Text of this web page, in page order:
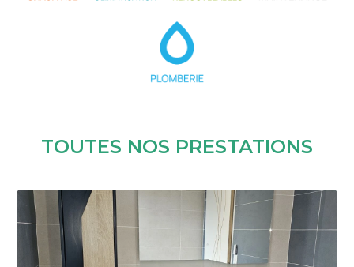
TOUTES NOS PRESTATIONS